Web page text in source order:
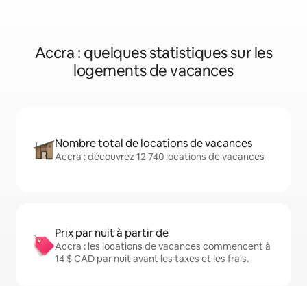
Accra : quelques statistiques sur les
logements de vacances
Nombre total de locations de vacances
Accra : découvrez 12 740 locations de vacances
Prix par nuit à partir de
Accra : les locations de vacances commencent à
14 $ CAD par nuit avant les taxes et les frais.